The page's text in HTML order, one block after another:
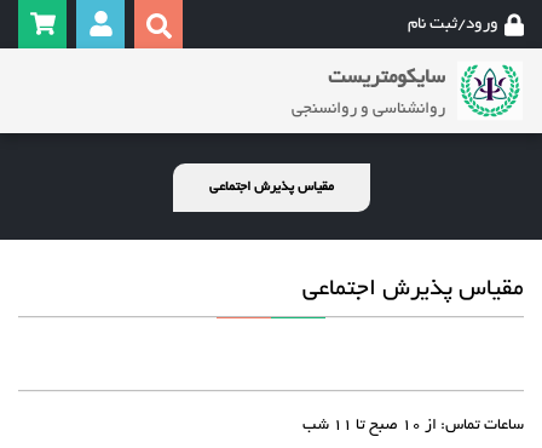
ورود/ثبت نام
سایکومتریست
روانشناسی و روانسنجی
مقیاس پذیرش اجتماعی
مقیاس پذیرش اجتماعی
ساعات تماس: از 10 صبح تا 11 شب